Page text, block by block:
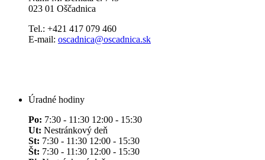
023 01 Oščadnica
Tel.: +421 417 079 460
E-mail: oscadnica@oscadnica.sk
Úradné hodiny
Po: 7:30 - 11:30 12:00 - 15:30
Ut: Nestránkový deň
St: 7:30 - 11:30 12:00 - 15:30
Št: 7:30 - 11:30 12:00 - 15:30